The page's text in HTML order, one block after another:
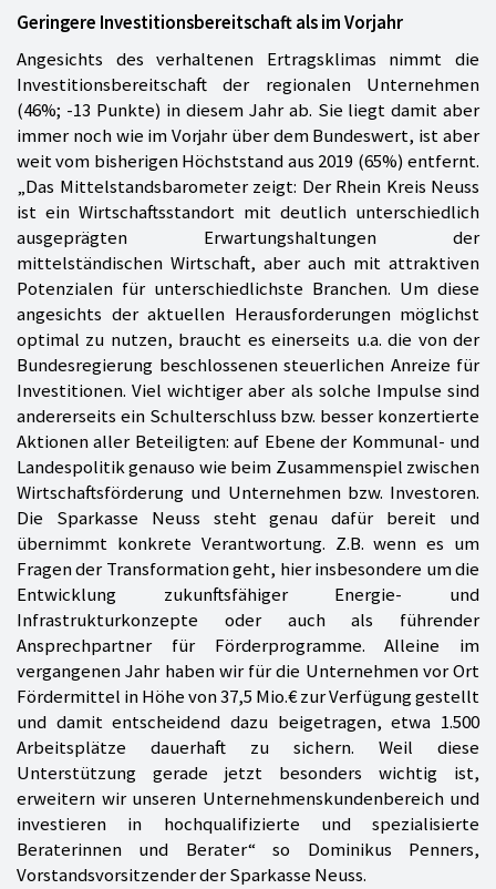
Geringere Investitionsbereitschaft als im Vorjahr
Angesichts des verhaltenen Ertragsklimas nimmt die
Investitionsbereitschaft der regionalen Unternehmen
(46%; -13 Punkte) in diesem Jahr ab. Sie liegt damit aber
immer noch wie im Vorjahr über dem Bundeswert, ist aber
weit vom bisherigen Höchststand aus 2019 (65%) entfernt.
„Das Mittelstandsbarometer zeigt: Der Rhein Kreis Neuss
ist ein Wirtschaftsstandort mit deutlich unterschiedlich
ausgeprägten Erwartungshaltungen der
mittelständischen Wirtschaft, aber auch mit attraktiven
Potenzialen für unterschiedlichste Branchen. Um diese
angesichts der aktuellen Herausforderungen möglichst
optimal zu nutzen, braucht es einerseits u.a. die von der
Bundesregierung beschlossenen steuerlichen Anreize für
Investitionen. Viel wichtiger aber als solche Impulse sind
andererseits ein Schulterschluss bzw. besser konzertierte
Aktionen aller Beteiligten: auf Ebene der Kommunal- und
Landespolitik genauso wie beim Zusammenspiel zwischen
Wirtschaftsförderung und Unternehmen bzw. Investoren.
Die Sparkasse Neuss steht genau dafür bereit und
übernimmt konkrete Verantwortung. Z.B. wenn es um
Fragen der Transformation geht, hier insbesondere um die
Entwicklung zukunftsfähiger Energie- und
Infrastrukturkonzepte oder auch als führender
Ansprechpartner für Förderprogramme. Alleine im
vergangenen Jahr haben wir für die Unternehmen vor Ort
Fördermittel in Höhe von 37,5 Mio.€ zur Verfügung gestellt
und damit entscheidend dazu beigetragen, etwa 1.500
Arbeitsplätze dauerhaft zu sichern. Weil diese
Unterstützung gerade jetzt besonders wichtig ist,
erweitern wir unseren Unternehmenskundenbereich und
investieren in hochqualifizierte und spezialisierte
Beraterinnen und Berater“ so Dominikus Penners,
Vorstandsvorsitzender der Sparkasse Neuss.